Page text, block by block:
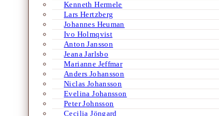
Kenneth Hermele
Lars Hertzberg
Johannes Heuman
Ivo Holmqvist
Anton Jansson
Jeana Jarlsbo
Marianne Jeffmar
Anders Johansson
Niclas Johansson
Evelina Johansson
Peter Johnsson
Cecilia Jöngard